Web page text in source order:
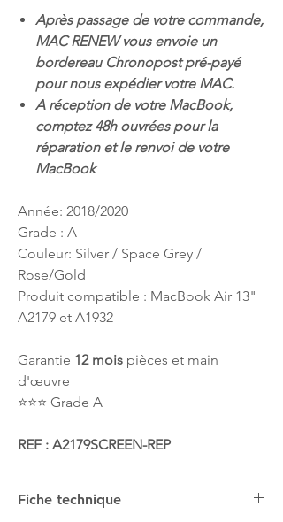
Après passage de votre commande,
MAC RENEW vous envoie un
bordereau Chronopost pré-payé
pour nous expédier votre MAC.
A réception de votre MacBook,
comptez 48h ouvrées pour la
réparation et le renvoi de votre
MacBook
Année: 2018/2020
Grade : A
Couleur: Silver / Space Grey /
Rose/Gold
Produit compatible : MacBook Air 13"
A2179 et A1932
Garantie 12 mois pièces et main
d'œuvre
⭐️⭐️⭐️ Grade A
REF : A2179SCREEN-REP
Fiche technique